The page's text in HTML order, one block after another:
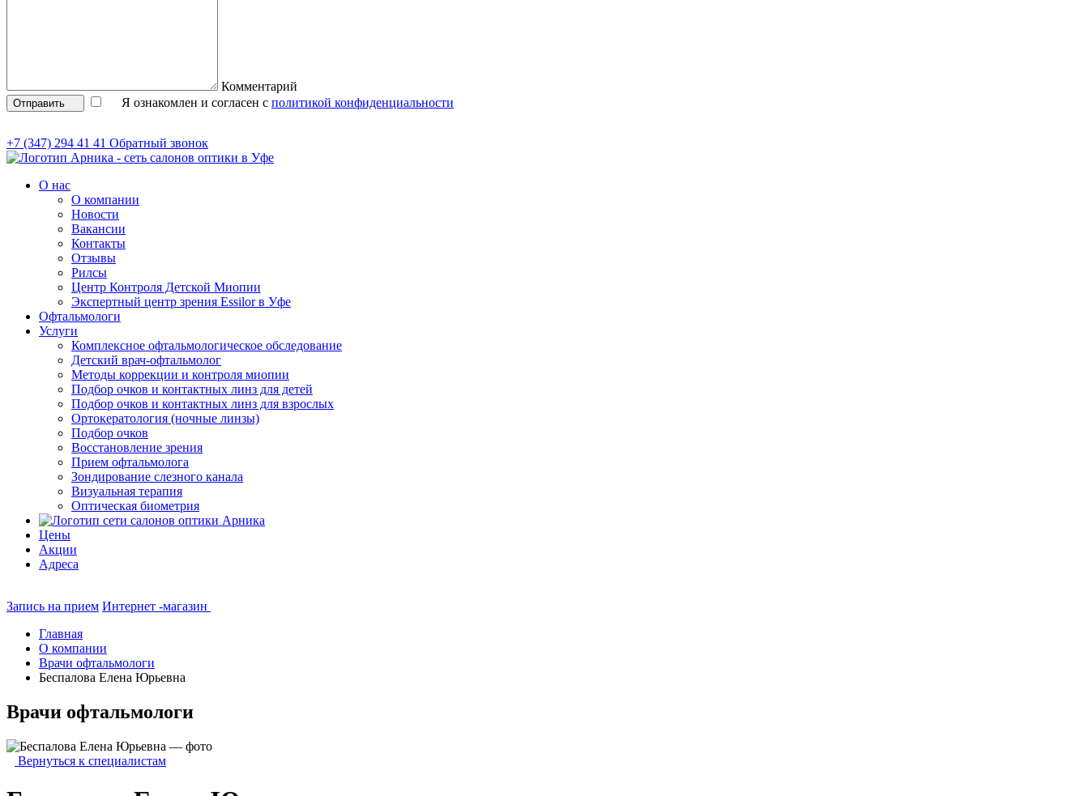
Комментарий
Отправить Я ознакомлен и согласен с политикой конфиденциальности
+7 (347) 294 41 41 Обратный звонок
О нас
О компании
Новости
Вакансии
Контакты
Отзывы
Рилсы
Центр Контроля Детской Миопии
Экспертный центр зрения Essilor в Уфе
Офтальмологи
Услуги
Комплексное офтальмологическое обследование
Детский врач-офтальмолог
Методы коррекции и контроля миопии
Подбор очков и контактных линз для детей
Подбор очков и контактных линз для взрослых
Ортокератология (ночные линзы)
Подбор очков
Восстановление зрения
Прием офтальмолога
Зондирование слезного канала
Визуальная терапия
Оптическая биометрия
Цены
Акции
Адреса
Запись на прием Интернет -магазин
Главная
О компании
Врачи офтальмологи
Беспалова Елена Юрьевна
Врачи офтальмологи
Вернуться к специалистам